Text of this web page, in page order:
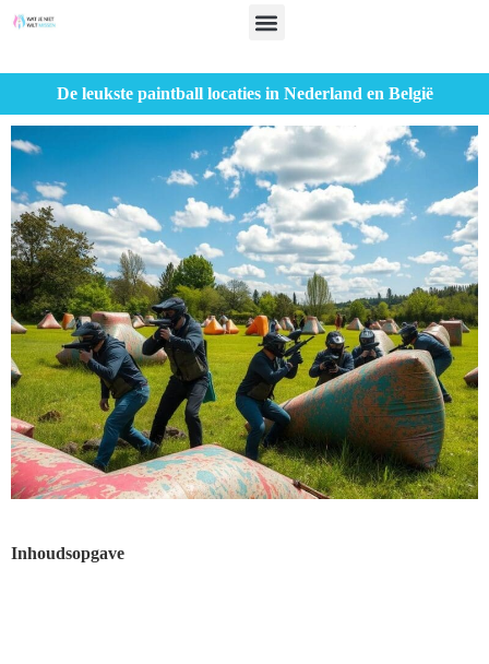
De leukste paintball locaties in Nederland en België
Inhoudsopgave